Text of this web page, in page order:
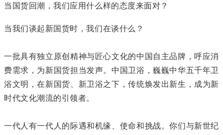
当国货回潮，我们应用什么样的态度来面对？
当我们谈起新国货时，我们在谈什么？
一批具有独立原创精神与匠心文化的中国自主品牌，呼应消
费需求，为新国货担当发声。中国卫浴，巍巍中华五千年卫
浴文明，在新国货、新卫浴之下，传统焕发出新生，成为新
时代文化潮流的引领者。
一代人有一代人的际遇和机缘、使命和挑战。你们与新世纪